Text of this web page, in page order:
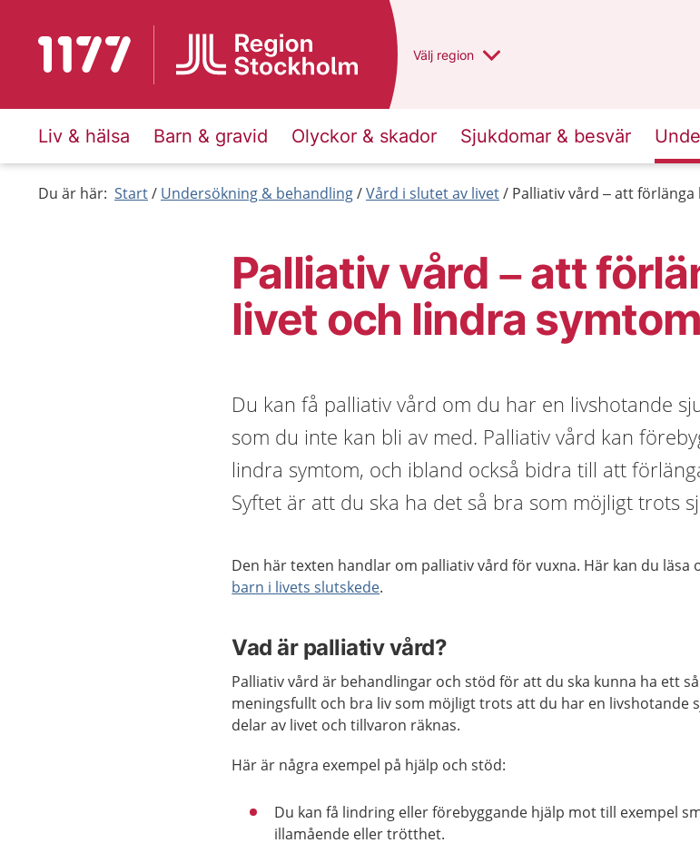
Till startsidan för 1177 Du har valt region
Välj en annan
region
Liv & hälsa Barn & gravid Olyckor & skador Sjukdomar & besvär
Du är här: Start Undersökning & behandling Vård i slutet av livet Palliativ vård – att
Palliativ vård – att
livet och lindra symtom
Du kan få palliativ vård om du har en livshotande
som du inte kan bli av med. Palliativ vård kan
lindra symtom, och ibland också bidra till att
Syftet är att du ska ha det så bra som möjligt trots
Den här texten handlar om palliativ vård för vuxna. Här kan du läsa
barn i livets slutskede.
Vad är palliativ vård?
Palliativ vård är behandlingar och stöd för att du ska kunna ha ett
meningsfullt och bra liv som möjligt trots att du har en livshotande
delar av livet och tillvaron räknas.
Här är några exempel på hjälp och stöd:
Du kan få lindring eller förebyggande hjälp mot till exempel
illamående eller trötthet.